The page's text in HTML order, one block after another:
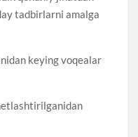
tadbirlarni amalga
keying voqealar